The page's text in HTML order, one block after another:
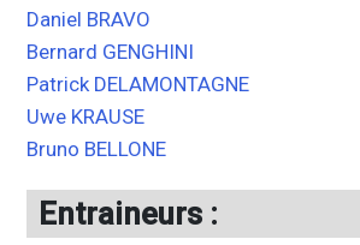
Daniel BRAVO
Bernard GENGHINI
Patrick DELAMONTAGNE
Uwe KRAUSE
Bruno BELLONE
Entraineurs :